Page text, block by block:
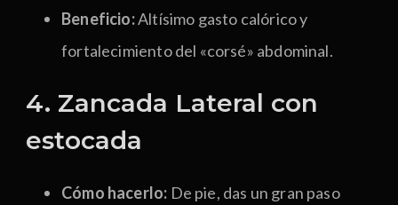
Beneficio:Altísimo gasto calórico y
fortalecimiento del «corsé» abdominal.
4. Zancada Lateral con
estocada
Cómo hacerlo: De pie, das un gran paso